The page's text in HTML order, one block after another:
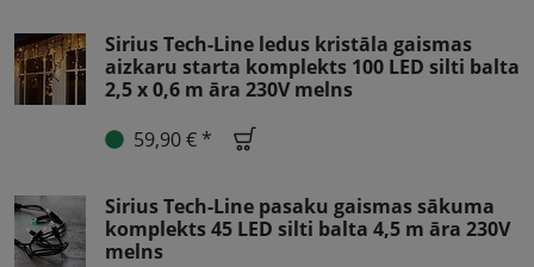
Sirius Tech-Line ledus kristāla gaismas
aizkaru starta komplekts 100 LED silti balta
2,5 x 0,6 m āra 230V melns
59,90 € *
Sirius Tech-Line pasaku gaismas sākuma
komplekts 45 LED silti balta 4,5 m āra 230V
melns